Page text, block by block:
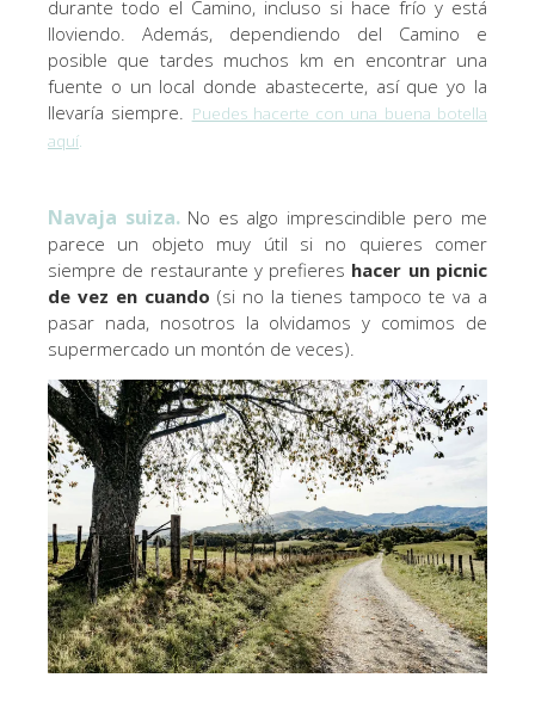
durante todo el Camino, incluso si hace frío y está
lloviendo. Además, dependiendo del Camino e
posible que tardes muchos km en encontrar una
fuente o un local donde abastecerte, así que yo la
llevaría siempre. Puedes hacerte con una buena botella
aquí.
Navaja suiza.No es algo imprescindible pero me
parece un objeto muy útil si no quieres comer
siempre de restaurante y prefieres hacer un picnic
de vez en cuando (si no la tienes tampoco te va a
pasar nada, nosotros la olvidamos y comimos de
supermercado un montón de veces).